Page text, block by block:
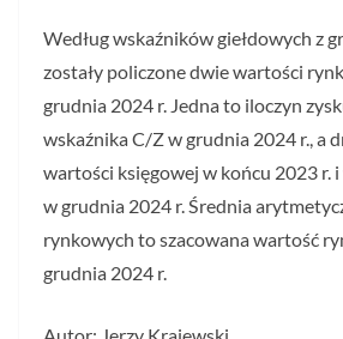
Według wskaźników giełdowych z
zostały policzone dwie wartości
grudnia 2024 r. Jedna to iloczyn
wskaźnika C/Z w grudnia 2024 r., a
wartości księgowej w końcu 2023 r.
w grudnia 2024 r. Średnia
rynkowych to szacowana wartość
grudnia 2024 r.